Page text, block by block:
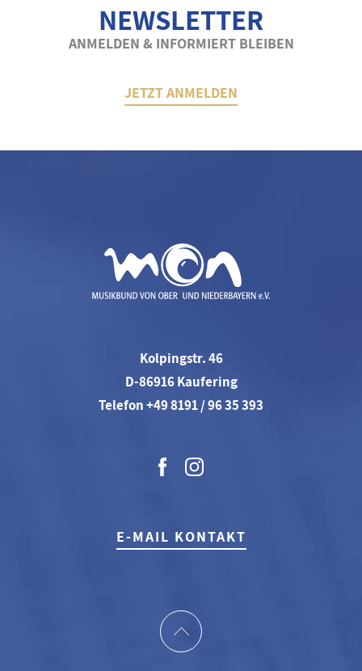
NEWSLETTER
ANMELDEN & INFORMIERT BLEIBEN
JETZT ANMELDEN
Kolpingstr. 46
D-86916 Kaufering
Telefon +49 8191 / 96 35 393
E-MAIL KONTAKT